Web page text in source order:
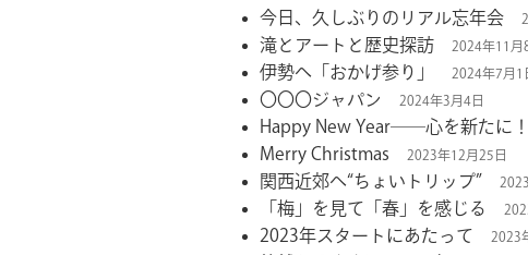
今日、久しぶりのリアル忘年会
滝とアートと歴史探訪 2024年11月
伊勢へ「おかげ参り」 2024年7月1
〇〇〇ジャパン 2024年3月4日
Happy New Year――心を新たに！
Merry Christmas 2023年12月25日
関西近郊へ“ちょいトリップ”
「梅」を見て「春」を感じる
2023年スタートにあたって 2023